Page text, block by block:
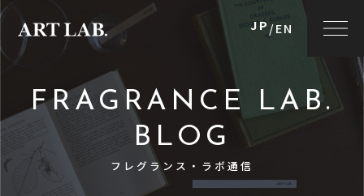
JP/EN
FRAGRANCE LAB.
BLOG
フレグランス・ラボ通信